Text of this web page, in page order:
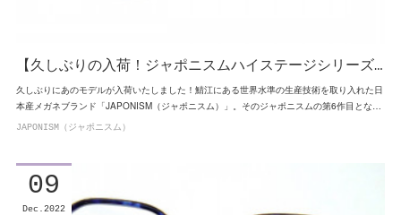
【久しぶりの入荷！ジャポニスムハイステージシリーズ…
久しぶりにあのモデルが入荷いたしました！鯖江にある世界水準の生産技術を取り入れた日
本産メガネブランド「JAPONISM（ジャポニスム）」。そのジャポニスムの第6作目とな…
JAPONISM（ジャポニスム）
09
Dec 2022